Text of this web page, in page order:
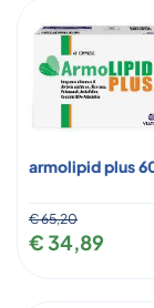
armolipid plus
€ 65,20
€ 34,89